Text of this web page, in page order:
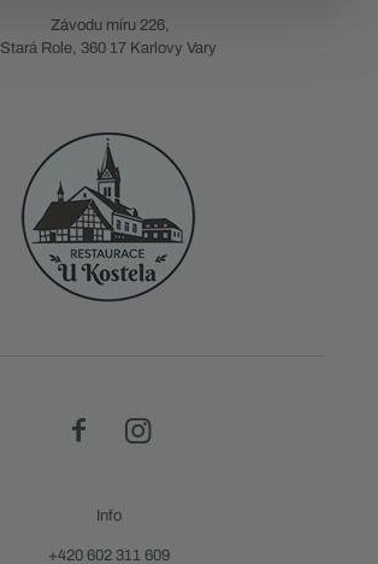
Závodu míru 226,
Stará Role, 360 17 Karlovy Vary
Info
+420 602 311 609